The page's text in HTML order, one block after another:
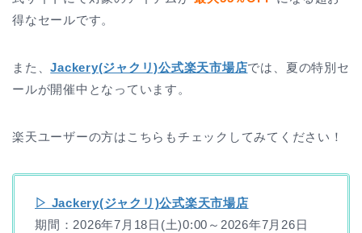
得なセールです。
また、Jackery(ジャクリ)公式楽天市場店では、夏の特別セ
ールが開催中となっています。
楽天ユーザーの方はこちらもチェックしてみてください！
▷ Jackery(ジャクリ)公式楽天市場店
期間：2026年7月18日(土)0:00～2026年7月26日